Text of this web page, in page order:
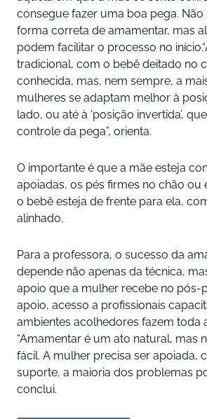
consegue fazer uma boa pega. Não
forma correta de amamentar, mas
podem facilitar o processo no
tradicional, com o bebê deitado no
conhecida, mas, nem sempre, a
mulheres se adaptam melhor à
lado, ou até à ‘posição invertida’,
controle da pega”, orienta.
O importante é que a mãe esteja
apoiadas, os pés firmes no chão ou
o bebê esteja de frente para ela,
alinhado.
Para a professora, o sucesso da
depende não apenas da técnica,
apoio que a mulher recebe no pós-
apoio, acesso a profissionais
ambientes acolhedores fazem toda
“Amamentar é um ato natural, mas
fácil. A mulher precisa ser apoiada,
suporte, a maioria dos problemas
conclui.